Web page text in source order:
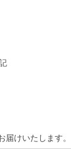
届けいたします。